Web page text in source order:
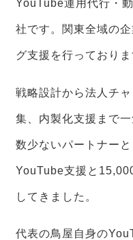
YouTube運用代行・
社です。関東全域の
グ支援を行っておりま
戦略設計から法人チ
集、内製化支援まで
数少ないパートナー
YouTube支援と
してきました。
代表の鳥屋自身の